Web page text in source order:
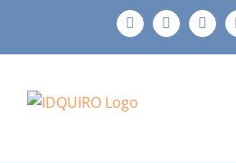
o
FacebookInstagram
X